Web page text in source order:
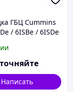
ГБЦ Cummins
/ 6ISBe / 6ISDe
КАВЗ
Написать